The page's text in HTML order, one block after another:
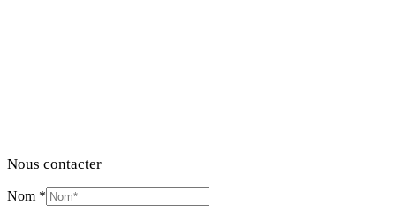
Nous contacter
Nom *